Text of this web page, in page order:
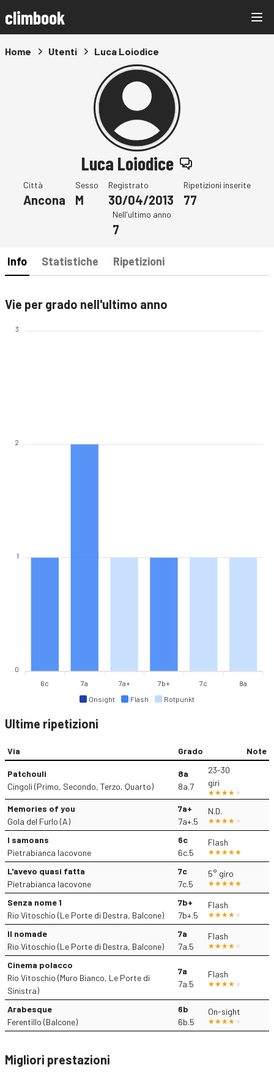
climbook
Home Utenti Luca Loiodice
Luca Loiodice
Città
Ancona
Sesso
M
Registrato
30/04/2013
Ripetizioni inserite
77
Nell'ultimo anno
7
Info Statistiche Ripetizioni
Vie per grado nell'ultimo anno
Onsight Flash Rotpunkt
3
2
1
0
6c 7a 7a+ 7b+ 7c 8a
Ultime ripetizioni
Via Grado Note
Patchouli
Cingoli (Primo, Secondo, Terzo, Quarto)
8a
8a.7
23-30
giri
Memories of you
Gola del Furlo (A)
7a+
7a+.5
N.D.
I samoans
Pietrabianca Iacovone
6c
6c.5
Flash
L'avevo quasi fatta
Pietrabianca Iacovone
7c
7c.5
5° giro
Senza nome 1
Rio Vitoschio (Le Porte di Destra, Balcone)
7b+
7b+.5
Flash
Il nomade
Rio Vitoschio (Le Porte di Destra, Balcone)
7a
7a.5
Flash
Cinema polacco
Rio Vitoschio (Muro Bianco, Le Porte di
Sinistra)
7a
7a.5
Flash
Arabesque
Ferentillo (Balcone)
6b
6b.5
On-sight
Migliori prestazioni